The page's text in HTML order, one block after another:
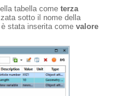
tabella come terza
sotto il nome della
è stata inserita come valore